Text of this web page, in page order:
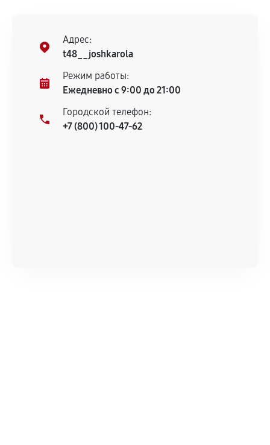
сервисный центр ответственности не несет.
Адрес:
t48__joshkarola
Режим работы:
Ежедневно с 9:00 до 21:00
Городской телефон:
+7 (800) 100-47-62